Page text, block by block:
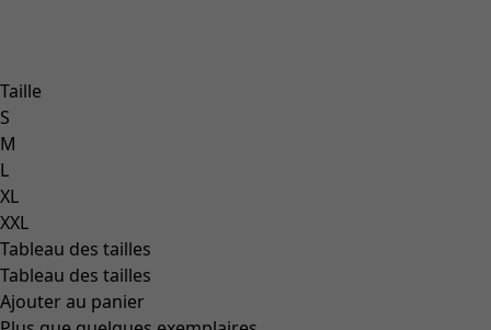
Taille
S
M
L
XL
XXL
Tableau des tailles
Tableau des tailles
Ajouter au panier